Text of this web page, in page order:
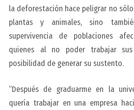
la deforestación hace peligrar no
plantas y animales, sino
supervivencia de poblaciones
quienes al no poder trabajar
posibilidad de generar su sustento.
“Después de graduarme en la
quería trabajar en una empresa